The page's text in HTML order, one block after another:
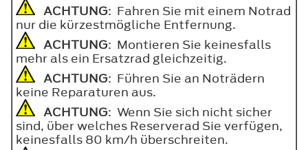
ACHTUNG: Fahren Sie mit einem Notrad
nur die kürzestmögliche Entfernung.
ACHTUNG: Montieren Sie keinesfalls
mehr als ein Ersatzrad gleichzeitig.
ACHTUNG: Führen Sie an Noträdern
keine Reparaturen aus.
ACHTUNG: Wenn Sie sich nicht sicher
sind, über welches Reserverad Sie verfügen,
keinesfalls 80 km/h überschreiten.